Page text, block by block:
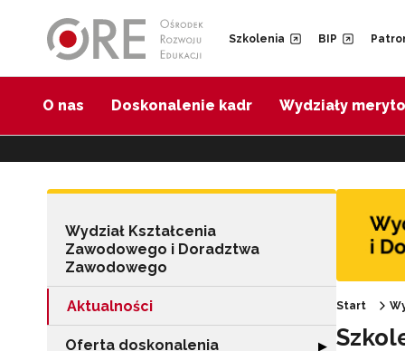
Szkolenia BIP
O nas Doskonalenie kadr Wydziały
Wydział Kształcenia
Zawodowego i Doradztwa
Zawodowego
Aktualności
Oferta doskonalenia Rozwiń sekcję
▶
Start